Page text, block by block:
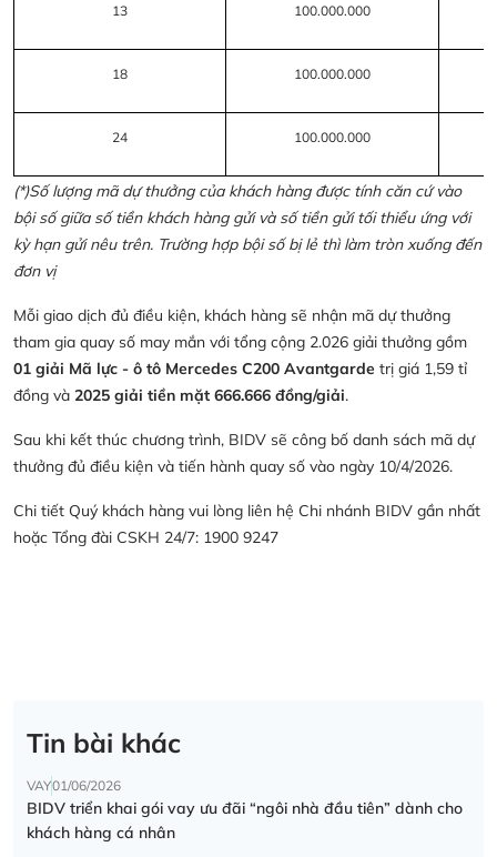
13 100.000.000
18 100.000.000
24 100.000.000
(*)Số lượng mã dự thưởng của khách hàng được tính căn cứ vào
bội số giữa số tiền khách hàng gửi và số tiền gửi tối thiểu ứng với
kỳ hạn gửi nêu trên. Trường hợp bội số bị lẻ thì làm tròn xuống đến
đơn vị
Mỗi giao dịch đủ điều kiện, khách hàng sẽ nhận mã dự thưởng
tham gia quay số may mắn với tổng cộng 2.026 giải thưởng gồm
01 giải Mã lực - ô tô Mercedes C200 Avantgarde trị giá 1,59 tỉ
đồng và 2025 giải tiền mặt 666.666 đồng/giải.
Sau khi kết thúc chương trình, BIDV sẽ công bố danh sách mã dự
thưởng đủ điều kiện và tiến hành quay số vào ngày 10/4/2026.
Chi tiết Quý khách hàng vui lòng liên hệ Chi nhánh BIDV gần nhất
hoặc Tổng đài CSKH 24/7: 1900 9247
Tin bài khác
VAY01/06/2026
BIDV triển khai gói vay ưu đãi “ngôi nhà đầu tiên” dành cho
khách hàng cá nhân